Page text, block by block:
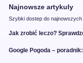
Najnowsze artykuly
Szybki dostep do najnowszych
Jak zrobić leczo?
Google Pogoda –